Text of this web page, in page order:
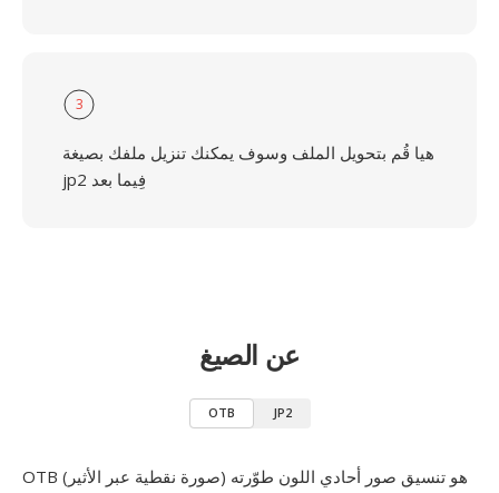
3
هيا قُم بتحويل الملف وسوف يمكنك تنزيل ملفك بصيغة
jp2 فِيما بعد
عن الصيغ
OTB JP2
OTB (صورة نقطية عبر الأثير) هو تنسيق صور أحادي اللون طوّرته